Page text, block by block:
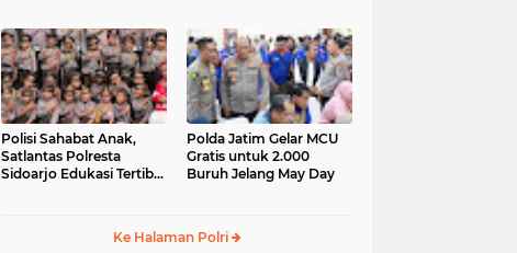
Polri
Polisi Sahabat Anak,
Satlantas Polresta
Sidoarjo Edukasi Tertib
Polda Jatim Gelar MCU
Gratis untuk 2.000
Buruh Jelang May Day
Ke Halaman Polri